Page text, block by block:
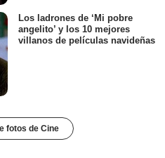
Los ladrones de ‘Mi pobre
angelito’ y los 10 mejores
villanos de películas navideñas
fotos de Cine